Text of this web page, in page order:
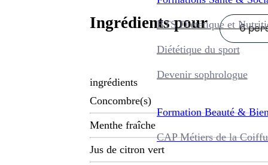
BTS Diététique et
Diététique du sport
Devenir sophrologue
Formation Beauté &
CAP Métiers de la
Ingrédients pour 6
ingrédients
Concombre(s)
Menthe fraîche
Jus de citron vert